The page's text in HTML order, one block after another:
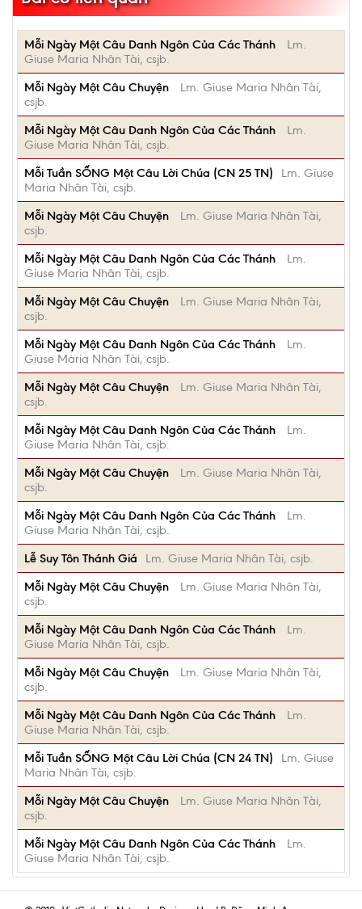
Mỗi Ngày Một Câu Danh Ngôn Của Các Thánh
Lm.
Giuse Maria Nhân Tài, csjb.
Mỗi Ngày Một Câu Chuyện
Lm. Giuse Maria Nhân Tài,
csjb.
Mỗi Ngày Một Câu Danh Ngôn Của Các Thánh
Lm.
Giuse Maria Nhân Tài, csjb.
Mỗi Tuần SỐNG Một Câu Lời Chúa (CN 25 TN)
Lm. Giuse
Maria Nhân Tài, csjb.
Mỗi Ngày Một Câu Chuyện
Lm. Giuse Maria Nhân Tài,
csjb.
Mỗi Ngày Một Câu Danh Ngôn Của Các Thánh
Lm.
Giuse Maria Nhân Tài, csjb.
Mỗi Ngày Một Câu Chuyện
Lm. Giuse Maria Nhân Tài,
csjb.
Mỗi Ngày Một Câu Danh Ngôn Của Các Thánh
Lm.
Giuse Maria Nhân Tài, csjb.
Mỗi Ngày Một Câu Chuyện
Lm. Giuse Maria Nhân Tài,
csjb.
Mỗi Ngày Một Câu Danh Ngôn Của Các Thánh
Lm.
Giuse Maria Nhân Tài, csjb.
Mỗi Ngày Một Câu Chuyện
Lm. Giuse Maria Nhân Tài,
csjb.
Mỗi Ngày Một Câu Danh Ngôn Của Các Thánh
Lm.
Giuse Maria Nhân Tài, csjb.
Lễ Suy Tôn Thánh Giá
Lm. Giuse Maria Nhân Tài, csjb.
Mỗi Ngày Một Câu Chuyện
Lm. Giuse Maria Nhân Tài,
csjb.
Mỗi Ngày Một Câu Danh Ngôn Của Các Thánh
Lm.
Giuse Maria Nhân Tài, csjb.
Mỗi Ngày Một Câu Chuyện
Lm. Giuse Maria Nhân Tài,
csjb.
Mỗi Ngày Một Câu Danh Ngôn Của Các Thánh
Lm.
Giuse Maria Nhân Tài, csjb.
Mỗi Tuần SỐNG Một Câu Lời Chúa (CN 24 TN)
Lm. Giuse
Maria Nhân Tài, csjb.
Mỗi Ngày Một Câu Chuyện
Lm. Giuse Maria Nhân Tài,
csjb.
Mỗi Ngày Một Câu Danh Ngôn Của Các Thánh
Lm.
Giuse Maria Nhân Tài, csjb.